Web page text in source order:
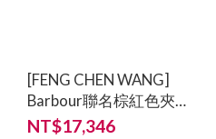
[FENG CHEN WANG]
Barbour聯名棕紅色夾
克外套
NT$17,346